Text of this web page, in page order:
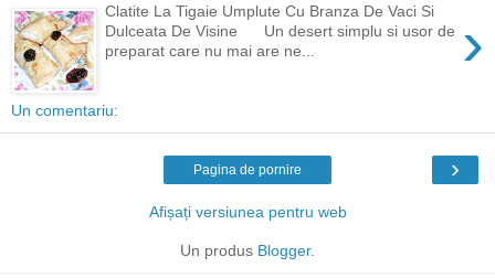
›
Clatite La Tigaie Umplute Cu Branza De Vaci Si
Dulceata De Visine Un desert simplu si usor de
preparat care nu mai are ne...
Un comentariu:
›
Pagina de pornire
Afișați versiunea pentru web
Un produs Blogger.